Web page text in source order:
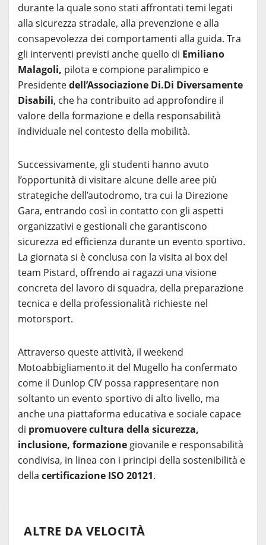
durante la quale sono stati affrontati temi legati
alla sicurezza stradale, alla prevenzione e alla
consapevolezza dei comportamenti alla guida. Tra
gli interventi previsti anche quello di Emiliano
Malagoli, pilota e compione paralimpico e
Presidentedell’Associazione Di.Di Diversamente
Disabili, che ha contribuito ad approfondire il
valore della formazione e della responsabilità
individuale nel contesto della mobilità.
Successivamente, gli studenti hanno avuto
l’opportunità di visitare alcune delle aree più
strategiche dell’autodromo, tra cui la Direzione
Gara, entrando così in contatto con gli aspetti
organizzativi e gestionali che garantiscono
sicurezza ed efficienza durante un evento sportivo.
La giornata si è conclusa con la visita ai box del
team Pistard, offrendo ai ragazzi una visione
concreta del lavoro di squadra, della preparazione
tecnica e della professionalità richieste nel
motorsport.
Attraverso queste attività, il weekend
Motoabbigliamento.it del Mugello ha confermato
come il Dunlop CIV possa rappresentare non
soltanto un evento sportivo di alto livello, ma
anche una piattaforma educativa e sociale capace
di promuovere cultura della sicurezza,
inclusione, formazione giovanile e responsabilità
condivisa, in linea con i principi della sostenibilità e
della certificazione ISO 20121.
ALTRE DA VELOCITÀ